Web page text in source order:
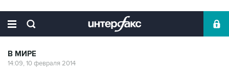
В МИРЕ
14:09, 10 февраля 2014